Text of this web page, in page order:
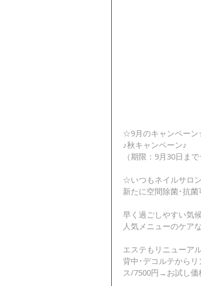
☆9月のキャンペー
♪秋キャンペーン♪
（期限：9月30日まで
☆いつもネイルサロ
新たに空間除菌･抗菌
早く過ごしやすい気
人気メニューのケア
エステもリニューア
背中･デコルテから
ス/7500円→お試し価